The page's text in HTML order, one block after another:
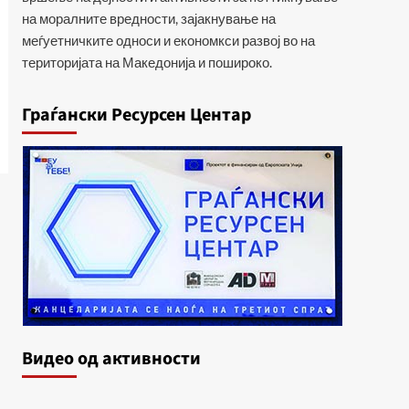
на моралните вредности, зајакнување на
меѓуетничките односи и економкси развој во на
територијата на Македонија и пошироко.
Граѓански Ресурсен Центар
Видеo од активности